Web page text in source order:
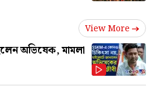
View More
অভিষেক, মামলা